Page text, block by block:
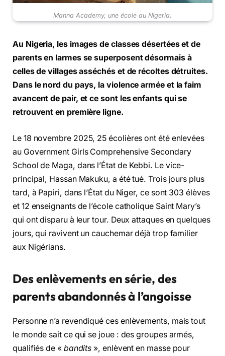
Manna Academy, une école au Nigeria.
Au Nigeria, les images de classes désertées et de
parents en larmes se superposent désormais à
celles de villages asséchés et de récoltes détruites.
Dans le nord du pays, la violence armée et la faim
avancent de pair, et ce sont les enfants qui se
retrouvent en première ligne.
Le 18 novembre 2025, 25 écolières ont été enlevées
au Government Girls Comprehensive Secondary
School de Maga, dans l’État de Kebbi. Le vice-
principal, Hassan Makuku, a été tué. Trois jours plus
tard, à Papiri, dans l’État du Niger, ce sont 303 élèves
et 12 enseignants de l’école catholique Saint Mary’s
qui ont disparu à leur tour. Deux attaques en quelques
jours, qui ravivent un cauchemar déjà trop familier
aux Nigérians.
Des enlèvements en série, des
parents abandonnés à l’angoisse
Personne n’a revendiqué ces enlèvements, mais tout
le monde sait ce qui se joue : des groupes armés,
qualifiés de « bandits », enlèvent en masse pour